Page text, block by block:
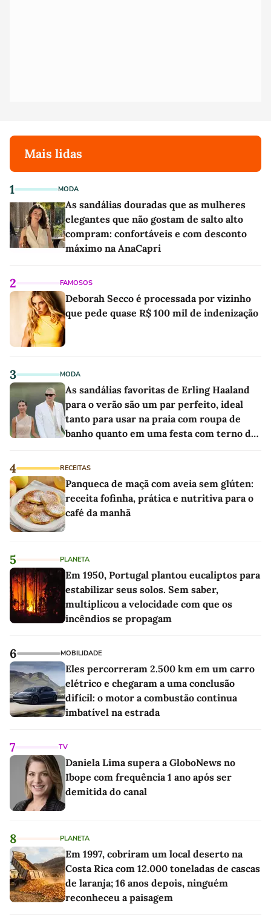
Mais lidas
1 MODA
As sandálias douradas que as mulheres
elegantes que não gostam de salto alto
compram: confortáveis e com desconto
máximo na AnaCapri
2 FAMOSOS
Deborah Secco é processada por vizinho
que pede quase R$ 100 mil de indenização
3 MODA
As sandálias favoritas de Erling Haaland
para o verão são um par perfeito, ideal
tanto para usar na praia com roupa de
banho quanto em uma festa com terno de
4 RECEITAS
Panqueca de maçã com aveia sem glúten:
receita fofinha, prática e nutritiva para o
café da manhã
5 PLANETA
Em 1950, Portugal plantou eucaliptos para
estabilizar seus solos. Sem saber,
multiplicou a velocidade com que os
incêndios se propagam
6 MOBILIDADE
Eles percorreram 2.500 km em um carro
elétrico e chegaram a uma conclusão
difícil: o motor a combustão continua
imbatível na estrada
7 TV
Daniela Lima supera a GloboNews no
Ibope com frequência 1 ano após ser
demitida do canal
8 PLANETA
Em 1997, cobriram um local deserto na
Costa Rica com 12.000 toneladas de cascas
de laranja; 16 anos depois, ninguém
reconheceu a paisagem